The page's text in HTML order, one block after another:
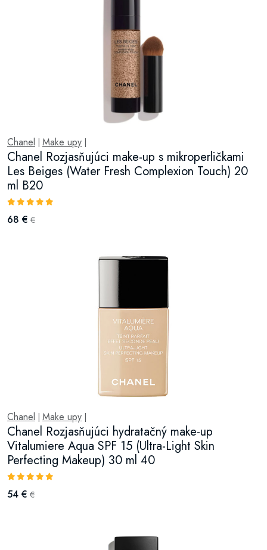
Chanel Make upy
Chanel Rozjasňujúci make-up s mikroperličkami
Les Beiges (Water Fresh Complexion Touch) 20
ml B20
68 € €
Chanel Make upy
Chanel Rozjasňujúci hydratačný make-up
Vitalumiere Aqua SPF 15 (Ultra-Light Skin
Perfecting Makeup) 30 ml 40
54 € €